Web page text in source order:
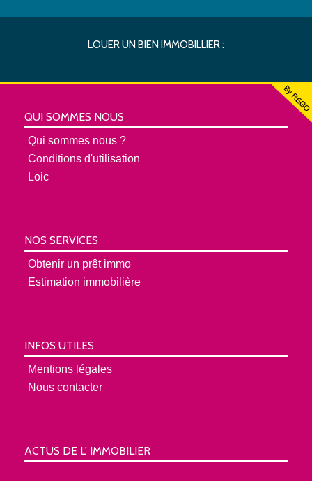
LOUER UN BIEN IMMOBILLIER :
QUI SOMMES NOUS
Qui sommes nous ?
Conditions d'utilisation
Loic
NOS SERVICES
Obtenir un prêt immo
Estimation immobilière
INFOS UTILES
Mentions légales
Nous contacter
ACTUS DE L' IMMOBILIER